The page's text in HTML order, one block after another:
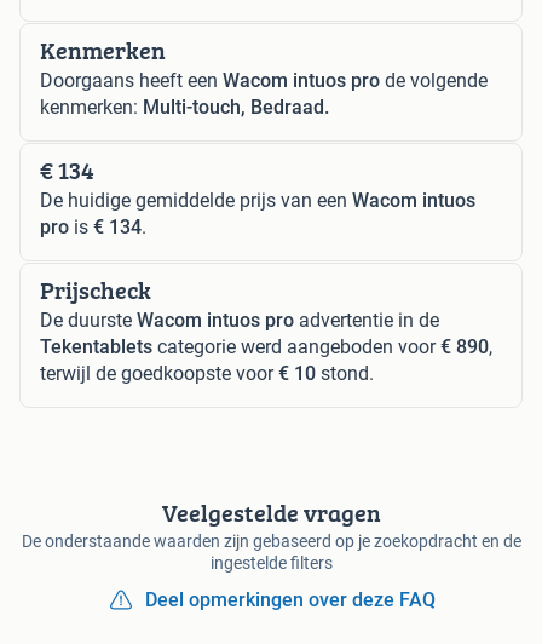
Kenmerken
Doorgaans heeft een Wacom intuos pro de volgende
kenmerken: Multi-touch, Bedraad.
€ 134
De huidige gemiddelde prijs van een Wacom intuos
pro is € 134.
Prijscheck
De duurste Wacom intuos pro advertentie in de
Tekentablets categorie werd aangeboden voor€ 890,
terwijl de goedkoopste voor€ 10 stond.
Veelgestelde vragen
De onderstaande waarden zijn gebaseerd op je zoekopdracht en de
ingestelde filters
Deel opmerkingen over deze FAQ